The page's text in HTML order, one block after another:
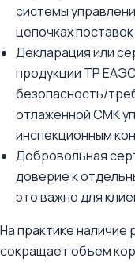
системы
цепочках
Декларация или
продукции ТР
безопасность/
отлаженной СМК
инспекционным
Добровольная
доверие к
это важно для
На практике
сокращает объем